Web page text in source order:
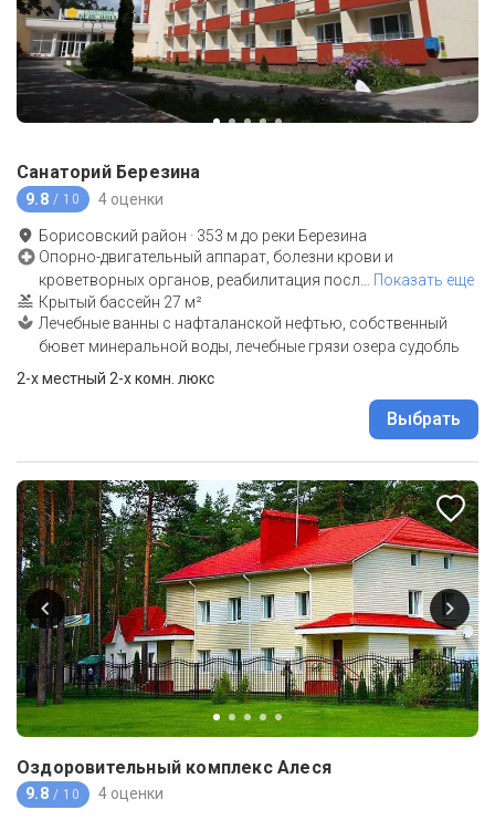
Санаторий Березина
9.8 / 10 4 оценки
Борисовский район · 353 м до реки Березина
Опорно-двигательный аппарат, болезни крови и
кроветворных органов, реабилитация посл… Показать еще
Крытый бассейн 27 м²
Лечебные ванны с нафталанской нефтью, собственный
бювет минеральной воды, лечебные грязи озера судобль
2-x местный 2-х комн. люкс
Выбрать
Оздоровительный комплекс Алеся
9.8 / 10 4 оценки